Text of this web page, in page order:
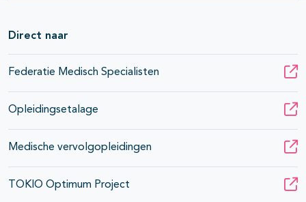
Direct naar
Federatie Medisch Specialisten
Opleidingsetalage
Medische vervolgopleidingen
TOKIO Optimum Project